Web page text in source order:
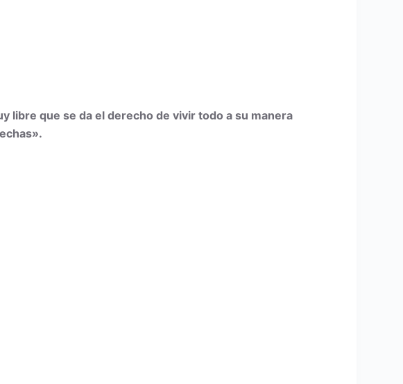
libre que se da el derecho de vivir todo a su manera